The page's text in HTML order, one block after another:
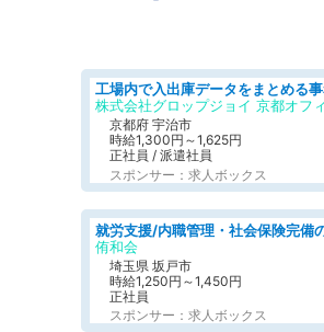
株式会社グロップジョイ 京都オフ
京都府 宇治市
時給1,300円～1,625円
正社員 / 派遣社員
スポンサー：求人ボックス
侑和会
埼玉県 坂戸市
時給1,250円～1,450円
正社員
スポンサー：求人ボックス